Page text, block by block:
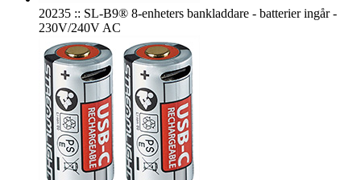
20235 :: SL-B9® 8-enheters bankladdare - batterier ingår -
230V/240V AC